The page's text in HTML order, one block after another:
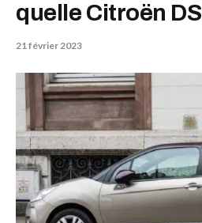
quelle Citroën
21 février 2023